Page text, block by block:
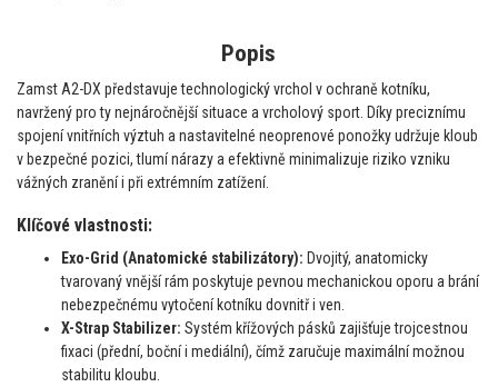
Popis
Zamst A2-DX představuje technologický vrchol v ochraně kotníku,
navržený pro ty nejnáročnější situace a vrcholový sport. Díky preciznímu
spojení vnitřních výztuh a nastavitelné neoprenové ponožky udržuje kloub
v bezpečné pozici, tlumí nárazy a efektivně minimalizuje riziko vzniku
vážných zranění i při extrémním zatížení.
Klíčové vlastnosti:
Exo-Grid (Anatomické stabilizátory): Dvojitý, anatomicky
tvarovaný vnější rám poskytuje pevnou mechanickou oporu a brání
nebezpečnému vytočení kotníku dovnitř i ven.
X-Strap Stabilizer: Systém křížových pásků zajišťuje trojcestnou
fixaci (přední, boční i mediální), čímž zaručuje maximální možnou
stabilitu kloubu.